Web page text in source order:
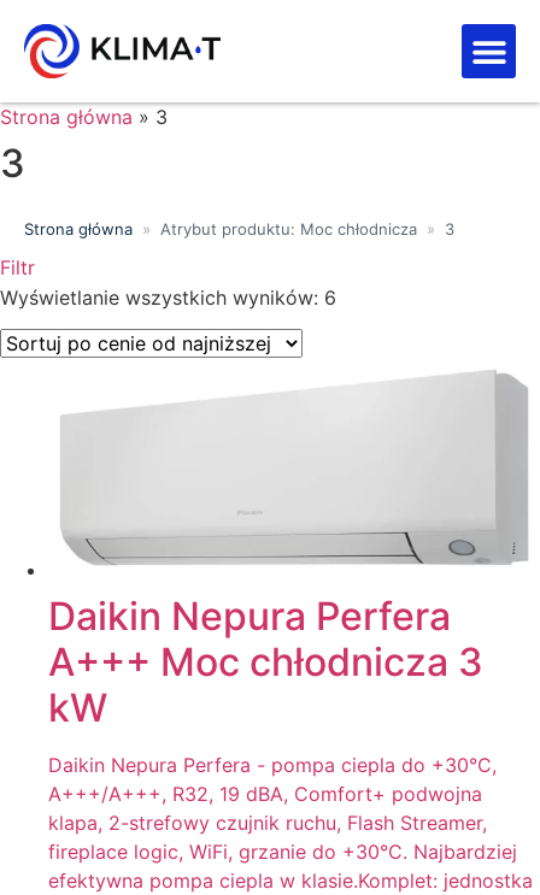
Strona główna » 3
3
Strona główna » Atrybut produktu: Moc chłodnicza » 3
Filtr
Price filter
Wyszukiwanie tekstowe
Kategorie produktów
Moc chłodnicza (kW)
Wyświetlanie wszystkich wyników: 6
Daikin Nepura Perfera
A+++ Moc chłodnicza 3
kW
Daikin Nepura Perfera - pompa ciepla do +30°C,
A+++/A+++, R32, 19 dBA, Comfort+ podwojna
klapa, 2-strefowy czujnik ruchu, Flash Streamer,
fireplace logic, WiFi, grzanie do +30°C. Najbardziej
efektywna pompa ciepla w klasie.Komplet: jednostka